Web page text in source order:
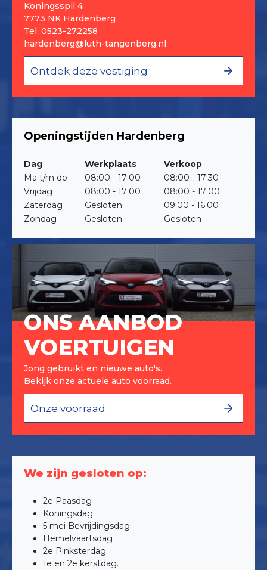
Koningsspil 4
7773 NK Hardenberg
Tel. 0523-272258
hardenberg@luth-tangenberg.nl
Ontdek deze vestiging
Openingstijden Hardenberg
Dag Werkplaats
Verkoop
Ma t/m do
08:00 - 17:00
08:00 - 17:30
Vrijdag
08:00 - 17:00
08:00 - 17:00
Zaterdag
Gesloten
09:00 - 16:00
Zondag
Gesloten Gesloten
ONS AANBOD
VOERTUIGEN
Jong gebruikt en nieuwe auto's.
Bekijk onze actuele auto voorraad.
Onze voorraad
We zijn gesloten op:
2e Paasdag
Koningsdag
5 mei Bevrijdingsdag
Hemelvaartsdag
2e Pinksterdag
1e en 2e kerstdag.